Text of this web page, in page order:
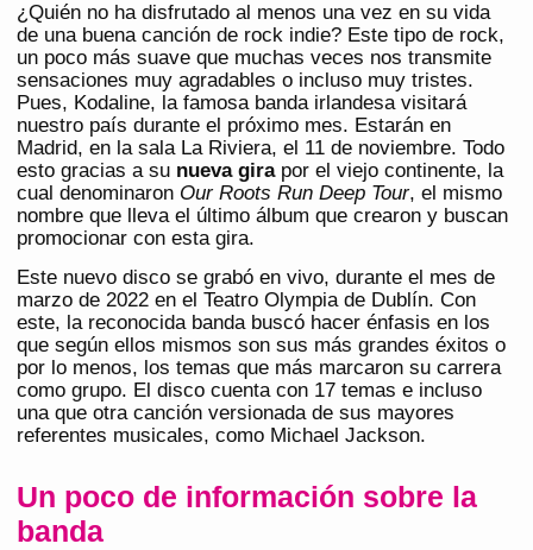
¿Quién no ha disfrutado al menos una vez en su vida
de una buena canción de rock indie? Este tipo de rock,
un poco más suave que muchas veces nos transmite
sensaciones muy agradables o incluso muy tristes.
Pues, Kodaline, la famosa banda irlandesa visitará
nuestro país durante el próximo mes. Estarán en
Madrid, en la sala La Riviera, el 11 de noviembre. Todo
esto gracias a su nueva girapor el viejo continente, la
cual denominaron Our Roots Run Deep Tour, el mismo
nombre que lleva el último álbum que crearon y buscan
promocionar con esta gira.
Este nuevo disco se grabó en vivo, durante el mes de
marzo de 2022 en el Teatro Olympia de Dublín. Con
este, la reconocida banda buscó hacer énfasis en los
que según ellos mismos son sus más grandes éxitos o
por lo menos, los temas que más marcaron su carrera
como grupo. El disco cuenta con 17 temas e incluso
una que otra canción versionada de sus mayores
referentes musicales, como Michael Jackson.
Un poco de información sobre la
banda